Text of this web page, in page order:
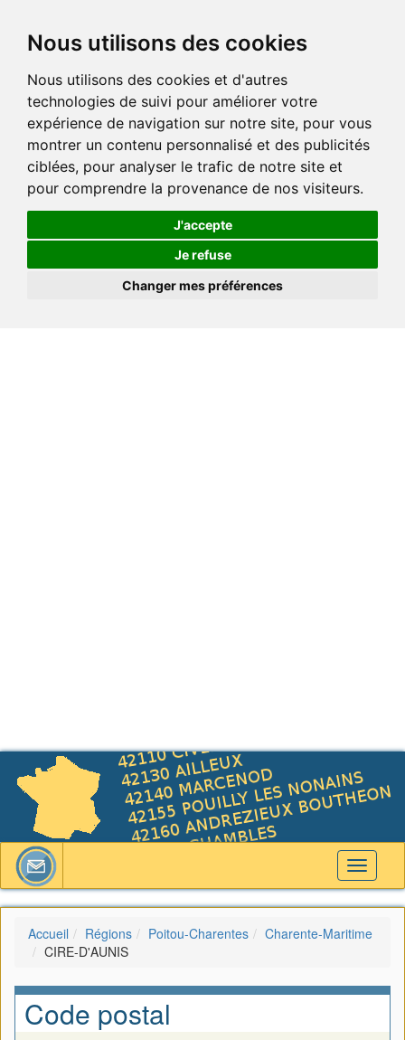
Nous utilisons des cookies
Nous utilisons des cookies et d'autres
technologies de suivi pour améliorer votre
expérience de navigation sur notre site, pour vous
montrer un contenu personnalisé et des publicités
ciblées, pour analyser le trafic de notre site et
pour comprendre la provenance de nos visiteurs.
J'accepte
Je refuse
Changer mes préférences
Toggle
Accueil Régions Poitou-Charentes
Charente-Maritime
CIRE-D'AUNIS
Code postal